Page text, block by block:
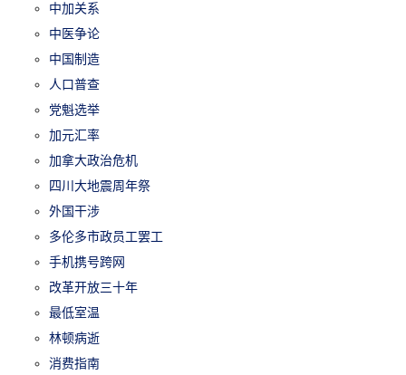
中加关系
中医争论
中国制造
人口普查
党魁选举
加元汇率
加拿大政治危机
四川大地震周年祭
外国干涉
多伦多市政员工罢工
手机携号跨网
改革开放三十年
最低室温
林顿病逝
消费指南